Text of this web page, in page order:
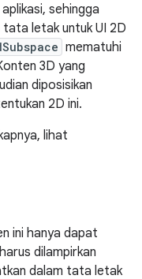
sehingga
letak untuk UI 2D
mematuhi
3D yang
diposisikan
2D ini.
lihat
ini hanya dapat
dilampirkan
dalam tata letak